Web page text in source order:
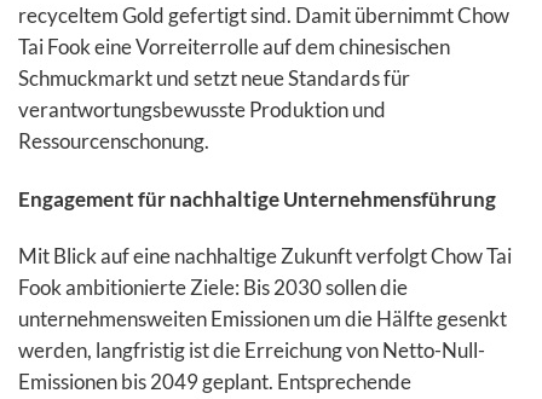
recyceltem Gold gefertigt sind. Damit übernimmt Chow
Tai Fook eine Vorreiterrolle auf dem chinesischen
Schmuckmarkt und setzt neue Standards für
verantwortungsbewusste Produktion und
Ressourcenschonung.
Engagement für nachhaltige Unternehmensführung
Mit Blick auf eine nachhaltige Zukunft verfolgt Chow Tai
Fook ambitionierte Ziele: Bis 2030 sollen die
unternehmensweiten Emissionen um die Hälfte gesenkt
werden, langfristig ist die Erreichung von Netto-Null-
Emissionen bis 2049 geplant. Entsprechende